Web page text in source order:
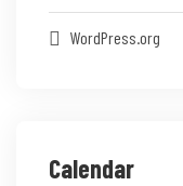
WordPress.org
Calendar